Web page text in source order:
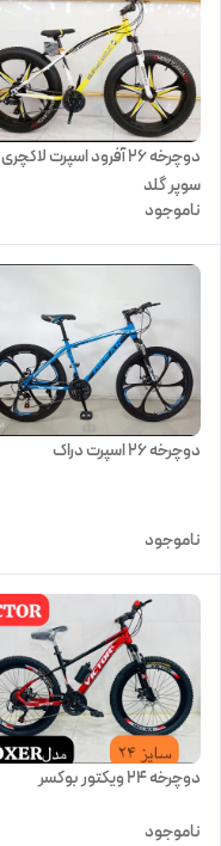
دوچرخه 26 آفرود اسپرت لاکچری
سوپر گلد
ناموجود
دوچرخه ۲۶ اسپرت دراک
ناموجود
دوچرخه 24 ویکتور بوکسر
ناموجود